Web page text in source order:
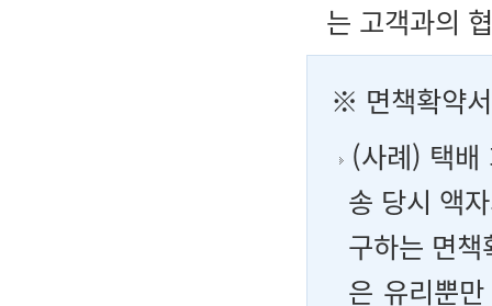
는 고객과의
※ 면책확약
(사례) 택배
송 당시 액
구하는 면
은 유리뿐